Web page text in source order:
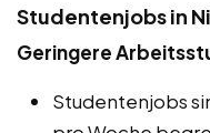
Studentenjobs in
Geringere
Studentenjobs